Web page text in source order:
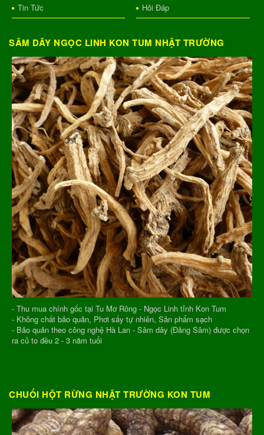
Tin Tức
Hỏi Đáp
SÂM DÂY NGỌC LINH KON TUM NHẬT TRƯỜNG
- Thu mua chính gốc tại Tu Mơ Rông - Ngọc Linh tỉnh Kon Tum
- Không chất bảo quản, Phơi sấy tự nhiên, Sản phẩm sạch
- Bảo quản theo công nghệ Hà Lan - Sâm dây (Đảng Sâm) được chọn
ra củ to đều 2 - 3 năm tuổi
CHUỐI HỘT RỪNG NHẬT TRƯỜNG KON TUM